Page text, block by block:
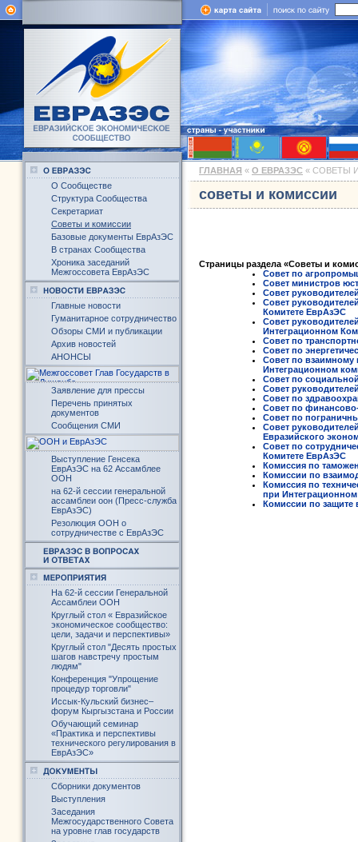
О Сообществе
Структура Сообщества
Секретариат
Советы и комиссии
Базовые документы ЕврАзЭС
В странах Сообщества
Хроника заседаний
Межгоссовета ЕврАзЭС
Главные новости
Гуманитарное сотрудничество
Обзоры СМИ и публикации
Архив новостей
АНОНСЫ
Заявление для прессы
Перечень принятых
документов
Сообщения СМИ
Выступление Генсека
ЕврАзЭС на 62 Ассамблее
ООН
на 62-й сессии генеральной
ассамблеи оон (Пресс-служба
ЕврАзЭС)
Резолюция ООН о
сотрудничестве с ЕврАзЭС
На 62-й сессии Генеральной
Ассамблеи ООН
Круглый стол « Евразийское
экономическое сообщество:
цели, задачи и перспективы»
Круглый стол "Десять простых
шагов навстречу простым
людям"
Конференция "Упрощение
процедур торговли"
Иссык-Кульский бизнес–
форум Кыргызстана и России
Обучающий семинар
«Практика и перспективы
технического регулирования в
ЕврАзЭС»
Сборники документов
Выступления
Заседания
Межгосударственного Совета
на уровне глав государств
ГЛАВНАЯ « О ЕВРАЗЭС « СОВЕТЫ
советы и комиссии
Страницы раздела «Советы и
Совет по
Совет министров
Совет
Совет
Комитете ЕврАзЭС
Совет
Интеграционном
Совет по
Совет по
Совет по взаимному
Интеграционном
Совет по
Совет
Совет по
Совет по
Совет по
Совет
Евразийского
Совет по
Комитете ЕврАзЭС
Комиссия по
Комиссии по
Комиссия по
при
Комиссии по защите